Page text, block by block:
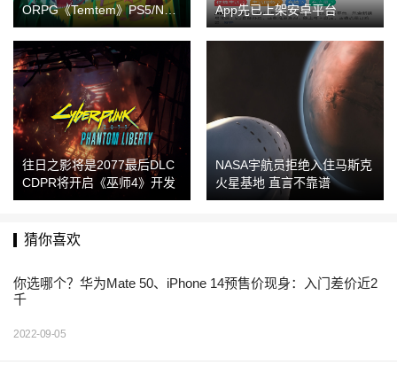
ORPG《Temtem》PS5/NS
盒装版于今日（9月7日）发
售！
App先已上架安卓平台
往日之影将是2077最后DLC
CDPR将开启《巫师4》开发
NASA宇航员拒绝入住马斯克
火星基地 直言不靠谱
猜你喜欢
你选哪个？华为Mate 50、iPhone 14预售价现身：入门差价近2
千
2022-09-05